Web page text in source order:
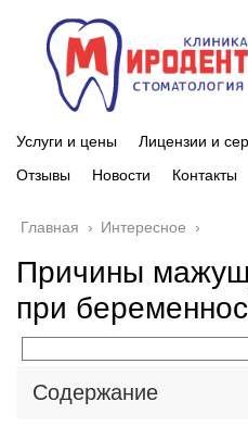
Услуги и цены Лицензии и
Отзывы
Новости Контакты
Главная › Интересное ›
Причины
при
Содержание